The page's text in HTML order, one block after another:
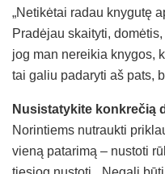
„Netikėtai radau knygutę
Pradėjau skaityti,
jog man nereikia knygos,
tai galiu padaryti aš pats,
Nusistatykite konkrečią
Norintiems nutraukti
vieną patarimą – nustoti